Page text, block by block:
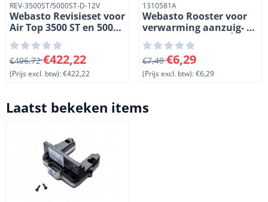
Artikelnummer
REV-3500ST/5000ST-D-12V
Webasto Revisieset voor
Air Top 3500 ST en 5000
ST kachels. 12 Volt.
Diesel.
Van 496,72 voor 422,22, exclusief btw: 422,22
€496,72€422,22
(Prijs excl. btw):€422,22
Artikelnummer
1310581A
Webasto Rooster voor
verwarming aanzuig- en
uitlaatopeningen. Ì÷ 90
mm. Kunststof. (1-3)
Van 7,40 voor 6,29,
€7,40€6,29
(Prijs excl. btw):€6,29
Laatst bekeken items